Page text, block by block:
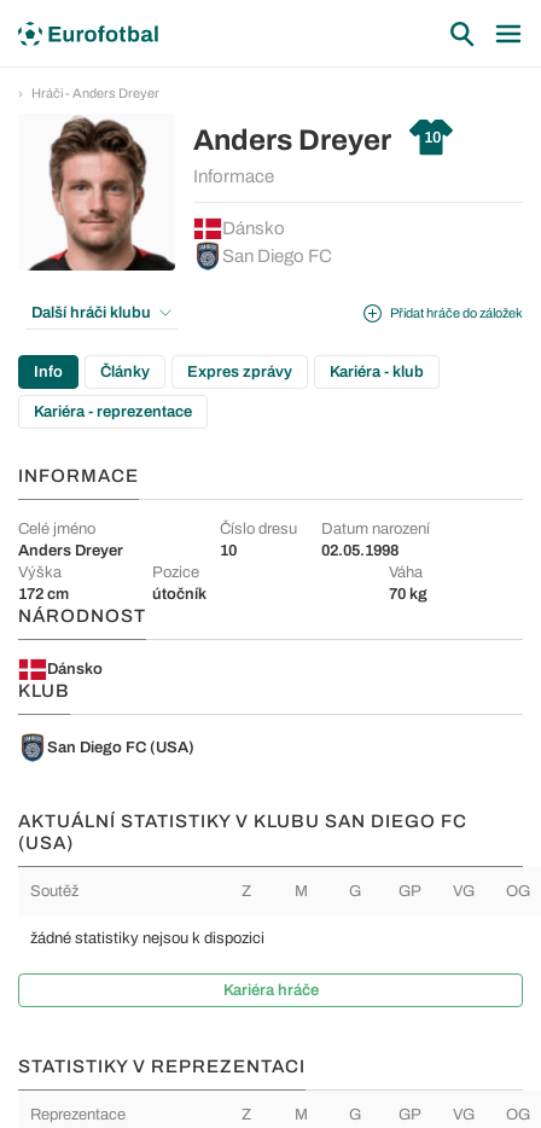
Hráči - Anders Dreyer
Anders Dreyer 10
Informace
Dánsko
San Diego FC
Přidat hráče do záložek
Další hráči klubu
Info Články Expres zprávy Kariéra - klub
Kariéra - reprezentace
INFORMACE
Celé jméno
Anders Dreyer
Číslo dresu
10
Datum narození
02.05.1998
Výška
172 cm
Pozice
útočník
Váha
70 kg
NÁRODNOST
Dánsko
KLUB
San Diego FC (USA)
AKTUÁLNÍ STATISTIKY V KLUBU SAN DIEGO FC
(USA)
Soutěž Z M G GP VG OG
žádné statistiky nejsou k dispozici
Kariéra hráče
STATISTIKY V REPREZENTACI
Reprezentace Z M G GP VG OG